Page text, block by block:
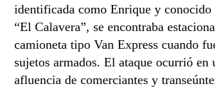
identificada como Enrique y conocido
“El Calavera”, se encontraba
camioneta tipo Van Express cuando
sujetos armados. El ataque ocurrió en
afluencia de comerciantes y